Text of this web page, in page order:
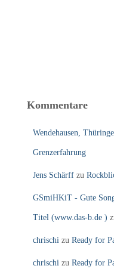
Kommentare
Wendehausen,
Grenzerfahrung
Jens Schärff zu
GSmiHKiT - Gute
Titel (www.das-b.de )
chrischi zu Ready for
chrischi zu Ready for